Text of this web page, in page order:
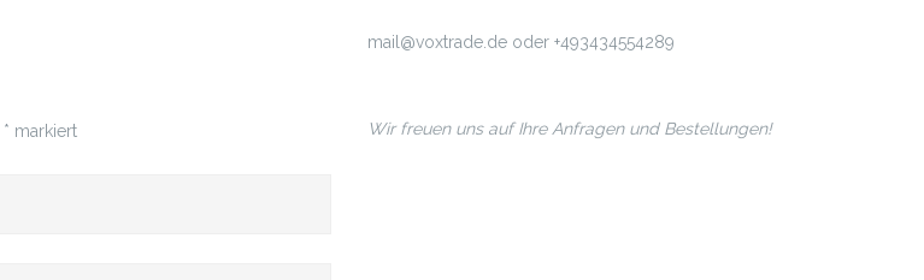
* markiert
mail@voxtrade.de oder +493434554289
Wir freuen uns auf Ihre Anfragen und Bestellungen!